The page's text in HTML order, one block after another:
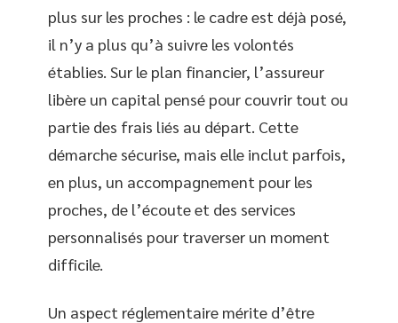
plus sur les proches : le cadre est déjà posé,
il n’y a plus qu’à suivre les volontés
établies. Sur le plan financier, l’assureur
libère un capital pensé pour couvrir tout ou
partie des frais liés au départ. Cette
démarche sécurise, mais elle inclut parfois,
en plus, un accompagnement pour les
proches, de l’écoute et des services
personnalisés pour traverser un moment
difficile.
Un aspect réglementaire mérite d’être